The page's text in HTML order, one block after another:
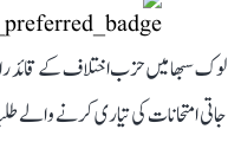
لوک سبھا میں حزب اختلاف کے قائد
جاتی امتحانات کی تیاری کرنے